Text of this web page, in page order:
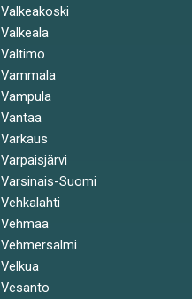
Valkeakoski
Valkeala
Valtimo
Vammala
Vampula
Vantaa
Varkaus
Varpaisjärvi
Varsinais-Suomi
Vehkalahti
Vehmaa
Vehmersalmi
Velkua
Vesanto